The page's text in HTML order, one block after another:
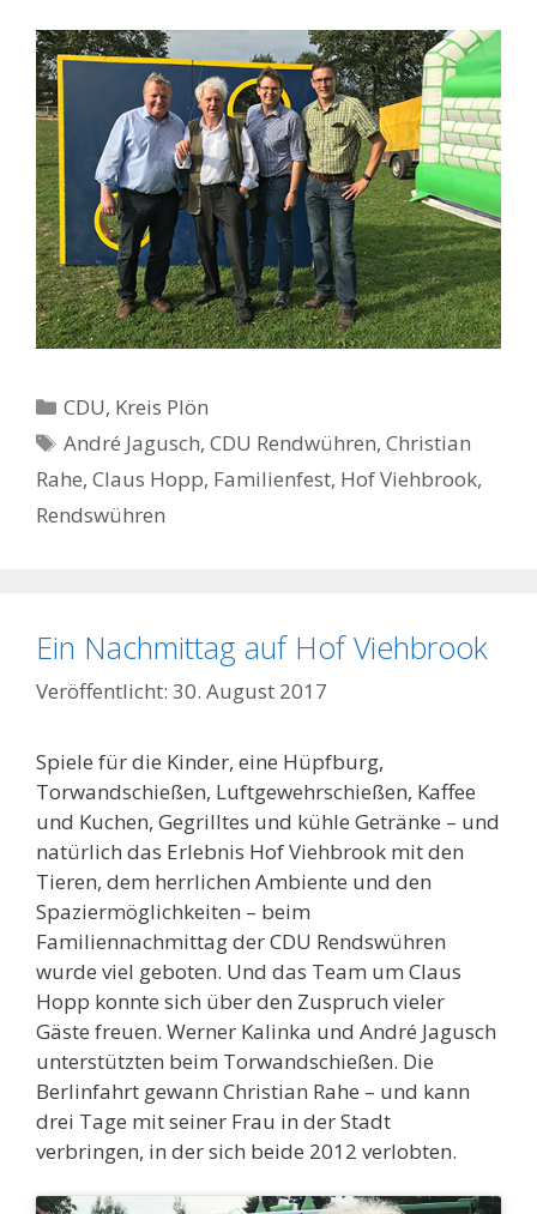
Kategorien
CDU, Kreis Plön
Schlagwörter
André Jagusch,CDU Rendwühren,Christian
Rahe, Claus Hopp, Familienfest, Hof Viehbrook,
Rendswühren
Ein Nachmittag auf Hof Viehbrook
30. August 2017
Spiele für die Kinder, eine Hüpfburg,
Torwandschießen, Luftgewehrschießen, Kaffee
und Kuchen, Gegrilltes und kühle Getränke – und
natürlich das Erlebnis Hof Viehbrook mit den
Tieren, dem herrlichen Ambiente und den
Spaziermöglichkeiten – beim
Familiennachmittag der CDU Rendswühren
wurde viel geboten. Und das Team um Claus
Hopp konnte sich über den Zuspruch vieler
Gäste freuen. Werner Kalinka und André Jagusch
unterstützten beim Torwandschießen. Die
Berlinfahrt gewann Christian Rahe – und kann
drei Tage mit seiner Frau in der Stadt
verbringen, in der sich beide 2012 verlobten.